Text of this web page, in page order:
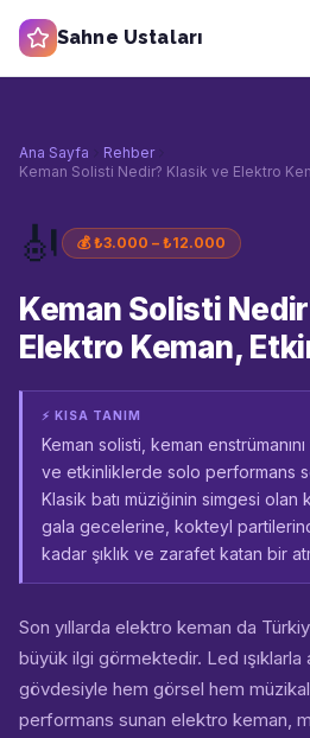
Sahne Ustaları
Ana Sayfa
Rehber
Keman Solisti Nedir? Klasik ve Elektro
🎻 💰₺3.000 – ₺12.000
Keman Solisti
Elektro Keman,
⚡ KISA TANIM
Keman solisti, keman
ve etkinliklerde solo performans
Klasik batı müziğinin simgesi olan
gala gecelerine, kokteyl
kadar şıklık ve zarafet katan bir
Son yıllarda elektro keman da
büyük ilgi görmektedir. Led ışıklarla
gövdesiyle hem görsel hem
performans sunan elektro keman,